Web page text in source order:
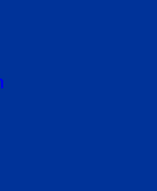
(UTA)